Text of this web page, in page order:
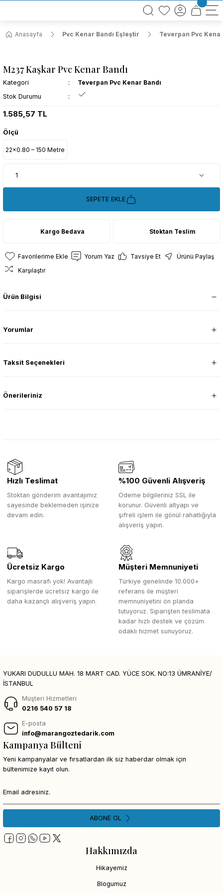
BÜTÜN ALIŞVERİŞLERİNİZDE KARGO BEDAVA!
TÜRKİYE GENELİNDE 10.000 MÜŞTERİ REFERANSI
Anasayfa
Pvc Kenar Bandı Eşleştir Teverpan Pvc Kenar
M237 Kaşkar Pvc Kenar Bandı
Kategori
Teverpan Pvc Kenar Bandı
Stok Durumu
1.585,57 TL
Ölçü
22x0.80 – 150 Metre
SEPETE EKLE
Kargo Bedava Stoktan Teslim
Yorum Yaz Tavsiye Et
Ürünü Paylaş
Karşılaştır
Ürün Bilgisi
Yorumlar
Taksit Seçenekleri
Önerileriniz
Hızlı Teslimat
Stoktan gönderim avantajımız
sayesinde beklemeden işinize
devam edin.
%100 Güvenli Alışveriş
Ödeme bilgileriniz SSL ile
korunur. Güvenli altyapı ve
şifreli işlem ile gönül rahatlığıyla
alışveriş yapın.
Ücretsiz Kargo
Kargo masrafı yok! Avantajlı
siparişlerde ücretsiz kargo ile
daha kazançlı alışveriş yapın.
Müşteri Memnuniyeti
Türkiye genelinde 10.000+
referans ile müşteri
memnuniyetini ön planda
tutuyoruz. Siparişten teslimata
kadar hızlı destek ve çözüm
odaklı hizmet sunuyoruz.
YUKARI DUDULLU MAH. 18 MART CAD. YÜCE SOK. NO:13 ÜMRANİYE/
İSTANBUL
Müşteri Hizmetleri
0216 540 57 18
E-posta
info@marangoztedarik.com
Hakkımızda
Hikayemiz
Blogumuz
Kampanya Bülteni
Yeni kampanyalar ve fırsatlardan ilk siz haberdar olmak için
bültenimize kayıt olun.
ABONE OL